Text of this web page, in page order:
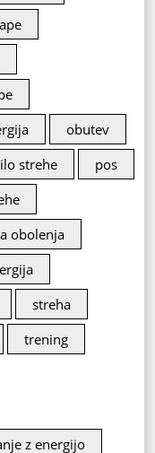
obutev
strehe
pos
obolenja
streha
trening
z energijo